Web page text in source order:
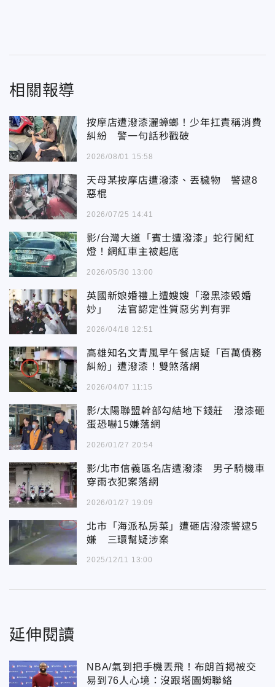
相關報導
按摩店遭潑漆灑蟑螂！少年扛責稱消費
糾紛 警一句話秒戳破
2026/08/01 15:58
天母某按摩店遭潑漆、丟穢物 警逮8
惡棍
2026/07/25 14:41
影/台灣大道「賓士遭潑漆」蛇行闖紅
燈！網紅車主被起底
2026/05/30 13:00
英國新娘婚禮上遭嫂嫂「潑黑漆毁婚
妙」 法官認定性質惡劣判有罪
2026/04/18 12:51
高雄知名文青風早午餐店疑「百萬債務
糾紛」遭潑漆！雙煞落網
2026/04/07 11:15
影/太陽聯盟幹部勾結地下錢莊 潑漆砸
蛋恐嚇15嫌落網
2026/01/27 20:54
影/北市信義區名店遭潑漆 男子騎機車
穿雨衣犯案落網
2026/01/27 19:09
北市「海派私房菜」遭砸店潑漆警逮5
嫌 三環幫疑涉案
2025/12/11 13:00
延伸閱讀
NBA/氣到把手機丟飛！布朗首揭被交
易到76人心境：沒跟塔圖姆聯絡